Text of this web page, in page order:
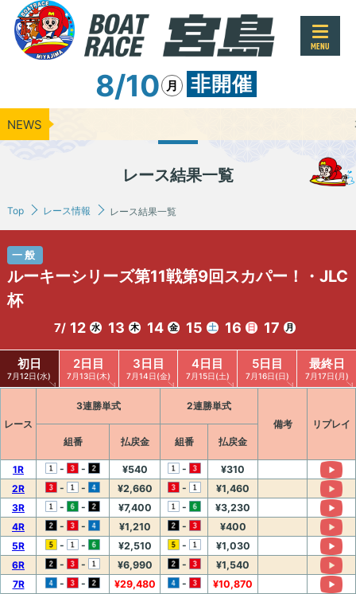
MENU
8/10 月 非開催
NEWS 本日のレー
レース結果一覧
Top レース情報 レース結果一覧
一般
ルーキーシリーズ第11戦第9回スカパー！・JLC
杯
7/ 12 水 13 木 14 金 15 土 16 日 17 月
初日
7月12日(水)
2日目
7月13日(木)
3日目
7月14日(金)
4日目
7月15日(土)
5日目
7月16日(日)
最終日
7月17日(月)
レース
3連勝単式
2連勝単式
備考
リプレイ
組番
払戻金 組番 払戻金
1R - - ¥540 -
¥310
2R
- - ¥2,660 -
¥1,460
3R
- - ¥7,400 -
¥3,230
4R
- - ¥1,210 -
¥400
5R
- - ¥2,510 -
¥1,030
6R
- - ¥6,990 -
¥1,540
7R
- - ¥29,480 -
¥10,870